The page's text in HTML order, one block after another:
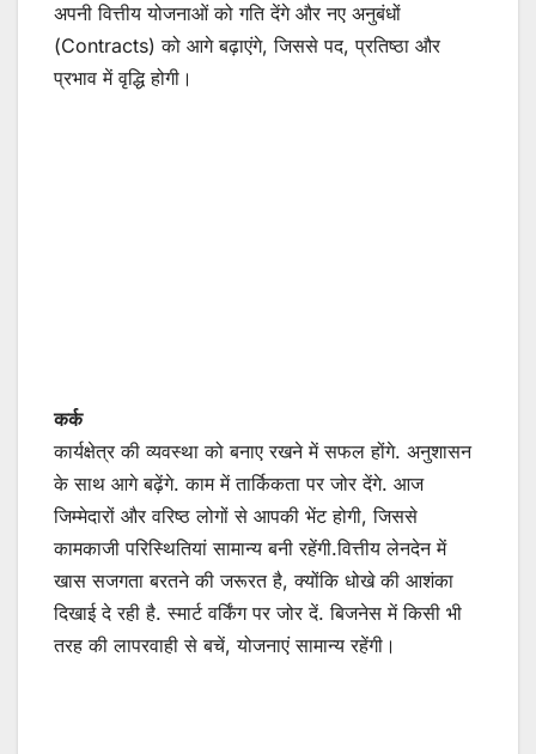
अपनी वित्तीय योजनाओं को गति देंगे और नए अनुबंधों
(Contracts) को आगे बढ़ाएंगे, जिससे पद, प्रतिष्ठा और
प्रभाव में वृद्धि होगी।
कर्क
कार्यक्षेत्र की व्यवस्था को बनाए रखने में सफल होंगे. अनुशासन
के साथ आगे बढ़ेंगे. काम में तार्किकता पर जोर देंगे. आज
जिम्मेदारों और वरिष्ठ लोगों से आपकी भेंट होगी, जिससे
कामकाजी परिस्थितियां सामान्य बनी रहेंगी.वित्तीय लेनदेन में
खास सजगता बरतने की जरूरत है, क्योंकि धोखे की आशंका
दिखाई दे रही है. स्मार्ट वर्किंग पर जोर दें. बिजनेस में किसी भी
तरह की लापरवाही से बचें, योजनाएं सामान्य रहेंगी।